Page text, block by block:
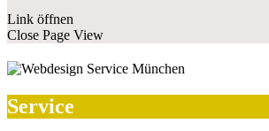
Link öffnen
Close Page View
Service